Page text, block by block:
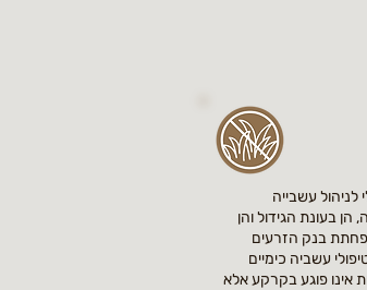
לניהול עשבייה
בעונת הגידול והן
בנק הזרעים
עשביה כימיים
אינו פוגע בקרקע אלא